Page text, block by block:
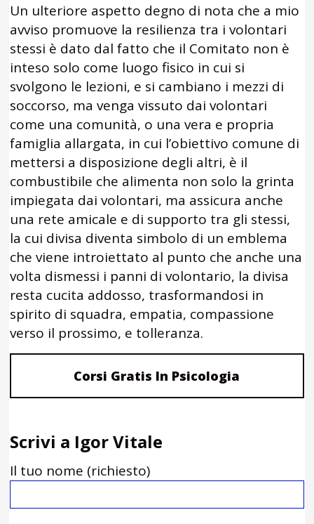
Un ulteriore aspetto degno di nota che a mio
avviso promuove la resilienza tra i volontari
stessi è dato dal fatto che il Comitato non è
inteso solo come luogo fisico in cui si
svolgono le lezioni, e si cambiano i mezzi di
soccorso, ma venga vissuto dai volontari
come una comunità, o una vera e propria
famiglia allargata, in cui l’obiettivo comune di
mettersi a disposizione degli altri, è il
combustibile che alimenta non solo la grinta
impiegata dai volontari, ma assicura anche
una rete amicale e di supporto tra gli stessi,
la cui divisa diventa simbolo di un emblema
che viene introiettato al punto che anche una
volta dismessi i panni di volontario, la divisa
resta cucita addosso, trasformandosi in
spirito di squadra, empatia, compassione
verso il prossimo, e tolleranza.
Corsi Gratis In Psicologia
Scrivi a Igor Vitale
Il tuo nome (richiesto)